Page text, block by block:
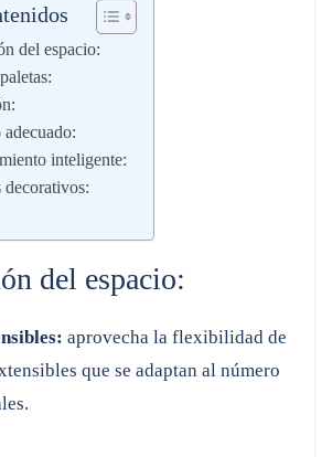
del espacio:
inteligente:
decorativos:
del espacio:
aprovecha la flexibilidad de
que se adaptan al número